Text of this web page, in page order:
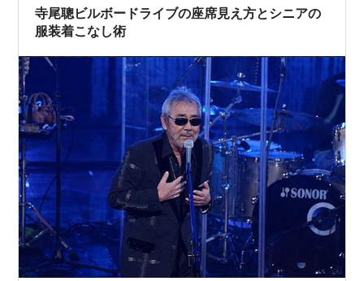
テレビ朝日開局45周年記念スペシャルドラマ「弟」
(宇野重吉役)
優しい時間
刑事部屋〜六本木おかしな捜査班〜
ナレーション
世界遺産
寺尾聰ビルボードライブの座席見え方とシニアの
服装着こなし術